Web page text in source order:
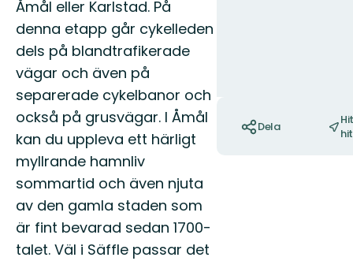
Åmål eller Karlstad. På
denna etapp går cykelleden
dels på blandtrafikerade
vägar och även på
separerade cykelbanor och
också på grusvägar. I Åmål
kan du uppleva ett härligt
myllrande hamnliv
sommartid och även njuta
av den gamla staden som
är fint bevarad sedan 1700-
talet. Väl i Säffle passar det
Dela
hit